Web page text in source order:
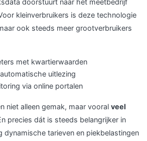
doorstuurt naar het meetbedrijf
kleinverbruikers is deze technologie
ook steeds meer grootverbruikers
met kwartierwaarden
uitlezing
via online portalen
niet alleen gemak, maar vooral veel
precies dát is steeds belangrijker in
dynamische tarieven en piekbelastingen